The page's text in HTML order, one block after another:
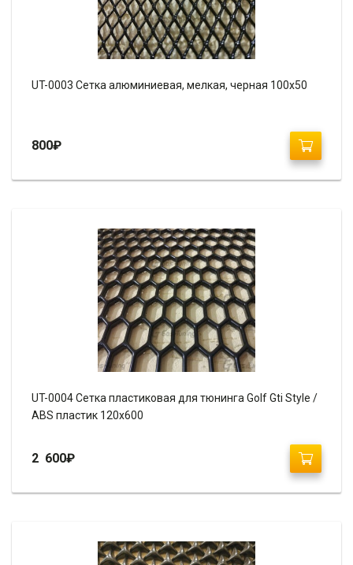
UT-0003 Сетка алюминиевая, мелкая, черная 100х50
800₽
UT-0004 Сетка пластиковая для тюнинга Golf Gti Style /
ABS пластик 120х600
2 600₽